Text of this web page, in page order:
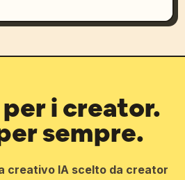
i creator.
sempre.
creativo IA scelto da creator